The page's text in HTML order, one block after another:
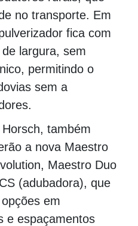
no transporte. Em
fica com
largura, sem
permitindo o
sem a
também
a nova Maestro
Maestro Duo
(adubadora), que
em
e espaçamentos